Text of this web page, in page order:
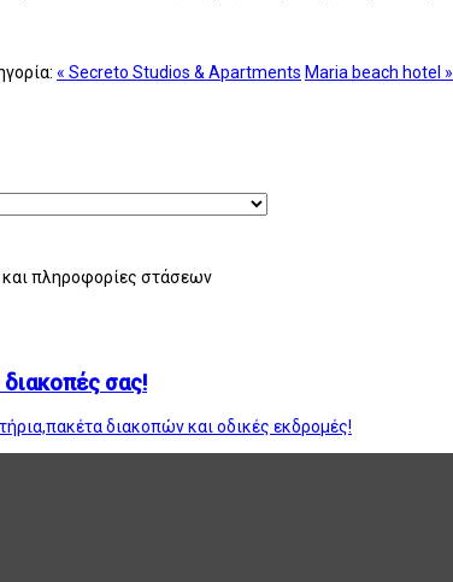
« Secretο Studios & Apartments Maria beach hotel »
πληροφορίες στάσεων
σας!
διακοπών και οδικές εκδρομές!